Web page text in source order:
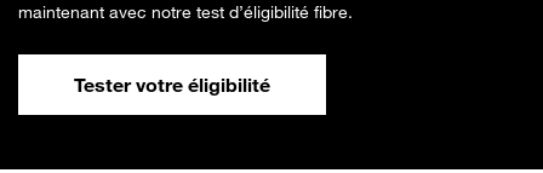
maintenant avec notre test d’éligibilité fibre.
Tester votre éligibilité